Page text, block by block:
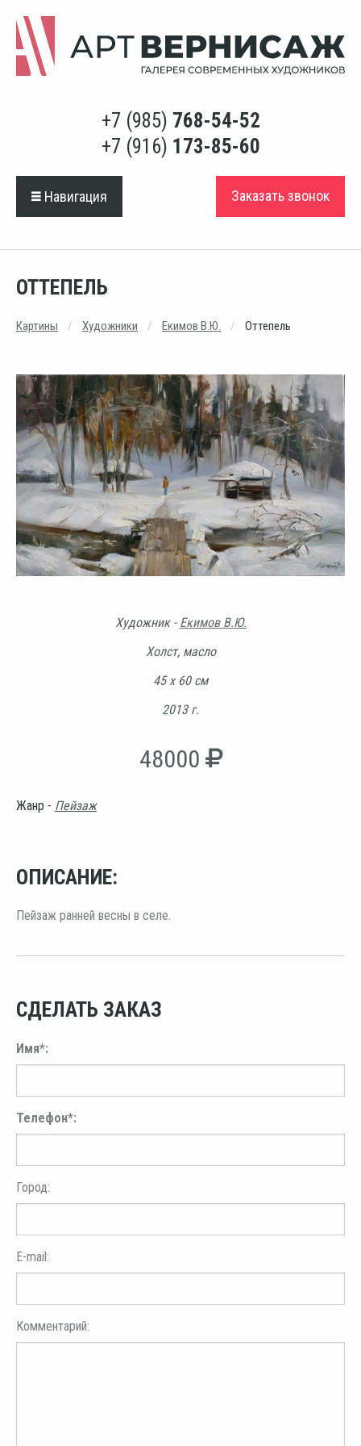
+7 (985) 768-54-52
+7 (916) 173-85-60
Навигация Заказать звонок
ОТТЕПЕЛЬ
Картины Художники Екимов В.Ю. Оттепель
Художник - Екимов В.Ю.
Холст, масло
45 х 60 см
2013 г.
48000
Жанр - Пейзаж
ОПИСАНИЕ:
Пейзаж ранней весны в селе.
СДЕЛАТЬ ЗАКАЗ
Имя*:
Телефон*:
Город:
E-mail:
Комментарий: